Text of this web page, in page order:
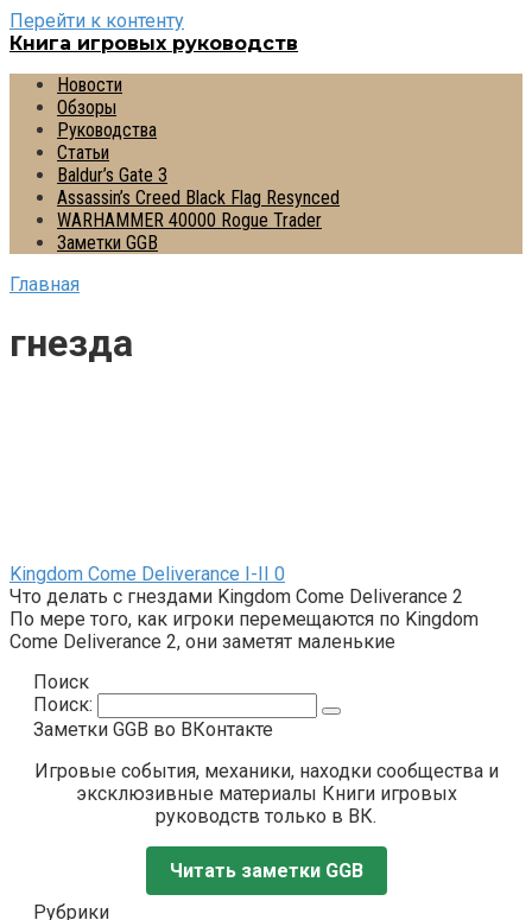
Перейти к контенту
Книга игровых руководств
Новости
Обзоры
Руководства
Статьи
Baldur’s Gate 3
Assassin’s Creed Black Flag Resynced
WARHAMMER 40000 Rogue Trader
Заметки GGB
Главная
гнезда
Kingdom Come Deliverance I-II 0
Что делать с гнездами Kingdom Come Deliverance 2
По мере того, как игроки перемещаются по Kingdom
Come Deliverance 2, они заметят маленькие
Поиск
Поиск:
Заметки GGB во ВКонтакте
Игровые события, механики, находки сообщества и
эксклюзивные материалы Книги игровых
руководств только в ВК.
Читать заметки GGB
Рубрики